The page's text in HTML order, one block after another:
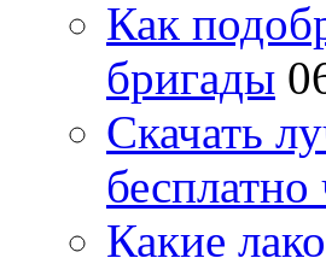
Как
бригады
Скачать
бесплатно
Какие